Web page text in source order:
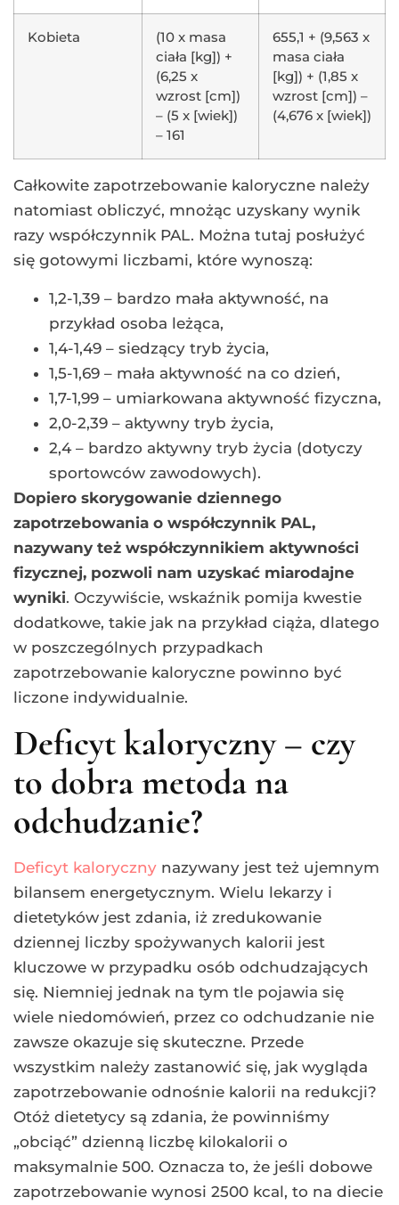
Kobieta
(10 x masa
ciała [kg]) +
(6,25 x
wzrost [cm])
– (5 x [wiek])
– 161
655,1 + (9,563 x
masa ciała
[kg]) + (1,85 x
wzrost [cm]) –
(4,676 x [wiek])
Całkowite zapotrzebowanie kaloryczne należy
natomiast obliczyć, mnożąc uzyskany wynik
razy współczynnik PAL. Można tutaj posłużyć
się gotowymi liczbami, które wynoszą:
1,2-1,39 – bardzo mała aktywność, na
przykład osoba leżąca,
1,4-1,49 – siedzący tryb życia,
1,5-1,69 – mała aktywność na co dzień,
1,7-1,99 – umiarkowana aktywność fizyczna,
2,0-2,39 – aktywny tryb życia,
2,4 – bardzo aktywny tryb życia (dotyczy
sportowców zawodowych).
Dopiero skorygowanie dziennego
zapotrzebowania o współczynnik PAL,
nazywany też współczynnikiem aktywności
fizycznej, pozwoli nam uzyskać miarodajne
wyniki. Oczywiście, wskaźnik pomija kwestie
dodatkowe, takie jak na przykład ciąża, dlatego
w poszczególnych przypadkach
zapotrzebowanie kaloryczne powinno być
liczone indywidualnie.
Deficyt kaloryczny – czy
to dobra metoda na
odchudzanie?
Deficyt kaloryczny nazywany jest też ujemnym
bilansem energetycznym. Wielu lekarzy i
dietetyków jest zdania, iż zredukowanie
dziennej liczby spożywanych kalorii jest
kluczowe w przypadku osób odchudzających
się. Niemniej jednak na tym tle pojawia się
wiele niedomówień, przez co odchudzanie nie
zawsze okazuje się skuteczne. Przede
wszystkim należy zastanowić się, jak wygląda
zapotrzebowanie odnośnie kalorii na redukcji?
Otóż dietetycy są zdania, że powinniśmy
„obciąć” dzienną liczbę kilokalorii o
maksymalnie 500. Oznacza to, że jeśli dobowe
zapotrzebowanie wynosi 2500 kcal, to na diecie